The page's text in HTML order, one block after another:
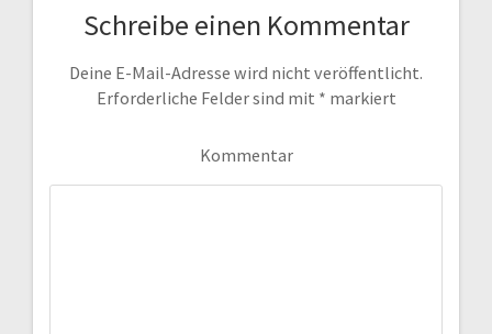
Schreibe einen Kommentar
Deine E-Mail-Adresse wird nicht veröffentlicht.
Erforderliche Felder sind mit * markiert
Kommentar